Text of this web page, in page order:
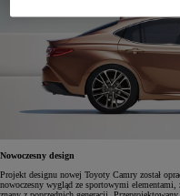
Nowoczesny design
Projekt designu nowej Toyoty Camry został
nowoczesny wygląd ze sportowymi elementami,